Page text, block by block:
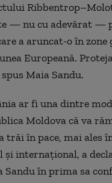
— nu cu adevărat —
a aruncat-o în
Europeană.
Maia Sandu.
ar fi una dintre
Moldova că va
trăi în pace, mai ales
şi internaţional, a
Sandu în prima sa